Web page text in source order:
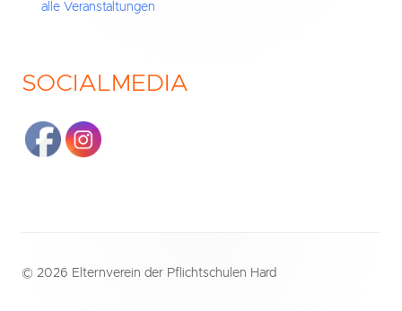
alle Veranstaltungen
SOCIALMEDIA
Inhalt
© 2026 Elternverein der Pflichtschulen Hard